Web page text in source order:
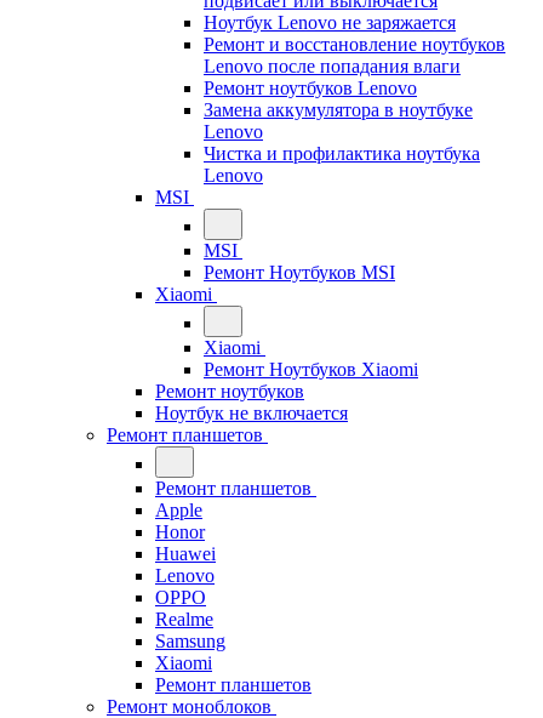
Ноутбук Lenovo не заряжается
Ремонт и восстановление ноутбуков
Lenovo после попадания влаги
Ремонт ноутбуков Lenovo
Замена аккумулятора в ноутбуке
Lenovo
Чистка и профилактика ноутбука
Lenovo
MSI
MSI
Ремонт Ноутбуков MSI
Xiaomi
Xiaomi
Ремонт Ноутбуков Xiaomi
Ремонт ноутбуков
Ноутбук не включается
Ремонт планшетов
Ремонт планшетов
Apple
Honor
Huawei
Lenovo
OPPO
Realme
Samsung
Xiaomi
Ремонт планшетов
Ремонт моноблоков